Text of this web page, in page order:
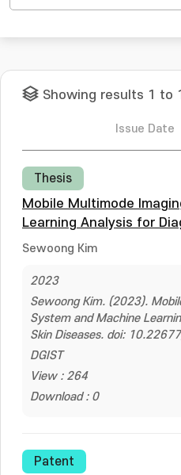
Showing results 1 to
Issue Date
Thesis
Mobile Multimode
Learning Analysis for
Sewoong Kim
2023
Sewoong Kim. (2023).
System and Machine
Skin Diseases. doi:
DGIST
View : 264
Download : 0
Patent